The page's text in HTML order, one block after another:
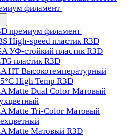
филамент
премиум филамент
High-speed пластик R3D
УФ-стойкий пластик R3D
пластик R3D
HT Высокотемпературный
High Temp R3D
Matte Dual Color Матовый
Matte Tri-Color Матовый
Matte Матовый R3D